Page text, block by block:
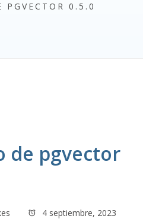
PGVECTOR 0.5.0
de pgvector
4 septiembre, 2023